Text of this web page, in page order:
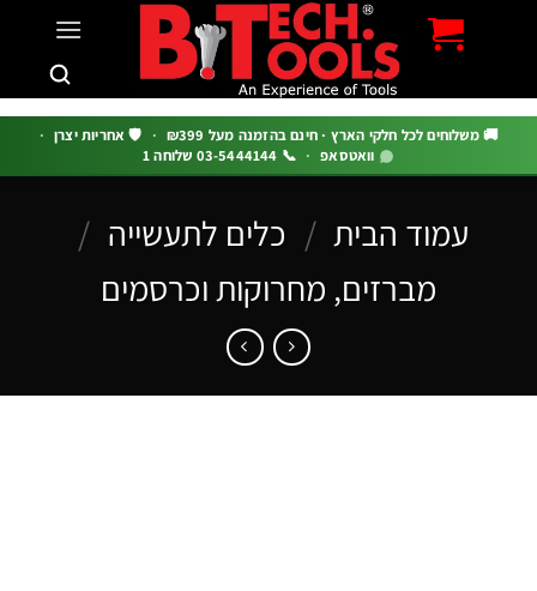
לכל חלקי הארץ · חינם בהזמנה מעל ₪399 · 🛡️ אחריות יצרן ·
וואטסאפ · 📞 03-5444144 שלוחה 1
עמוד הבית / כלים לתעשייה /
מברזים, מחרוקות וכרסמים